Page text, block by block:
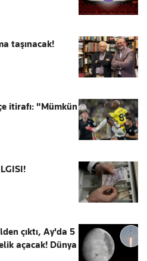
taşınacak!
itirafı: "Mümkün
çıktı, Ay'da 5
açacak! Dünya